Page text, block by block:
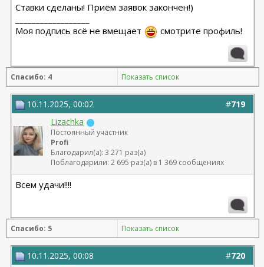
Ставки сделаны! Приём заявок закончен!)
Моя подпись всё не вмещает
смотрите профиль!
Спасибо: 4 Показать список
#719
10.11.2025, 00:02
Lizachka
Постоянный участник
Profi
Благодарил(а): 3 271 раз(а)
Поблагодарили: 2 695 раз(а) в 1 369 сообщениях
Всем удачи!!!!
Спасибо: 5 Показать список
#720
10.11.2025, 00:08